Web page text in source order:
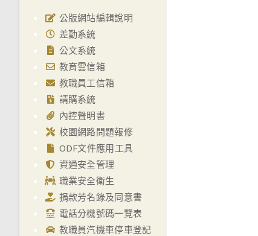
公版網站編輯說明
差勤系統
公文系統
教育雲信箱
教職員工信箱
請購系統
內控聲明書
校園網路問題報修
ODF文件應用工具
資通安全管理
職業安全衛生
捐款芳名錄及同意書
電話分機號碼一覽表
教職員汽機車停車登記